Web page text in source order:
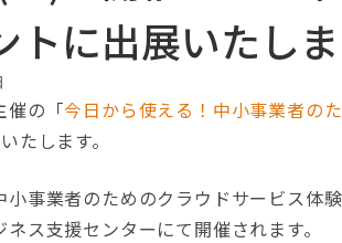
トに出展いたし
催の「今日から使える！中小事業者の
たします。
小事業者のためのクラウドサービス
ネス支援センターにて開催されます。